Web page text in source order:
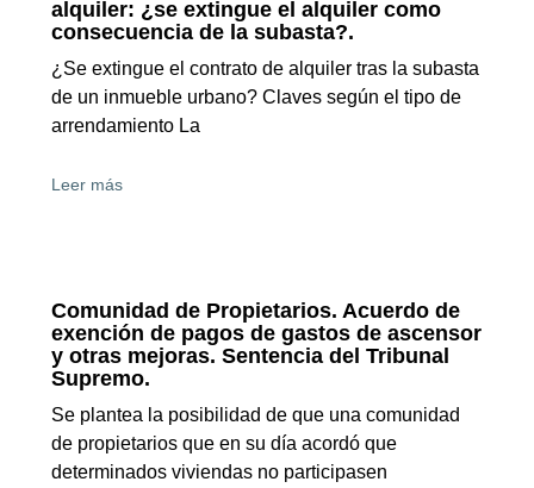
alquiler: ¿se extingue el alquiler como
consecuencia de la subasta?.
¿Se extingue el contrato de alquiler tras la subasta
de un inmueble urbano? Claves según el tipo de
arrendamiento La
Leer más
Comunidad de Propietarios. Acuerdo de
exención de pagos de gastos de ascensor
y otras mejoras. Sentencia del Tribunal
Supremo.
Se plantea la posibilidad de que una comunidad
de propietarios que en su día acordó que
determinados viviendas no participasen